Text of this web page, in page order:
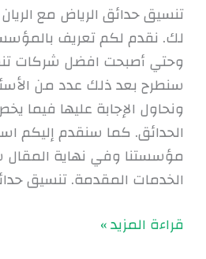
تنسيق حدائق الرياض مع الريان
لك. نقدم لكم تعريف
وحتي أصبحت افضل شركات
سنطرح بعد ذلك عدد من
ونحاول الإجابة عليها فيما
الحدائق. كما سنقدم إليكم
مؤسستنا وفي نهاية
الخدمات المقدمة. تنسيق
قراءة المزيد »